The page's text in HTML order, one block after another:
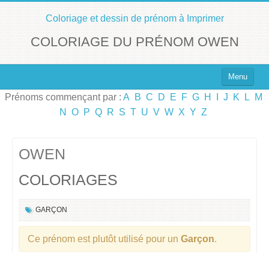
Coloriage et dessin de prénom à Imprimer
COLORIAGE DU PRÉNOM OWEN
Menu
Top 100 des Prénoms
Prénoms commençant par : A B C D E F G H J K L
M
N
O P Q R S T U V W X Y Z
OWEN
COLORIAGES
GARÇON
Ce prénom est plutôt utilisé pour un Garçon.